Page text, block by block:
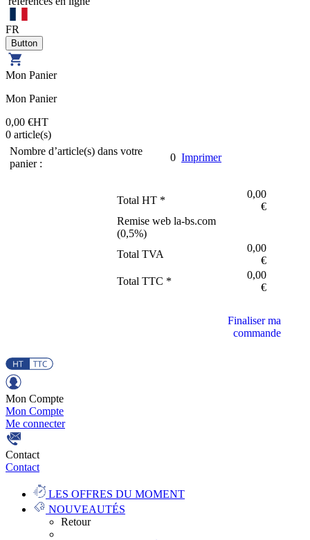
FR
Mon Panier
Mon Panier
0,00 €HT
0 article(s)
Nombre d’article(s) dans votre
panier :
0 Imprimer
Total HT *
0,00
€
Remise web la-bs.com
(0,5%)
Total TVA
0,00
€
Total TTC *
0,00
€
Finaliser ma
commande
Mon Compte
Mon Compte
Me connecter
Contact
Contact
LES OFFRES DU MOMENT
NOUVEAUTÉS
Retour